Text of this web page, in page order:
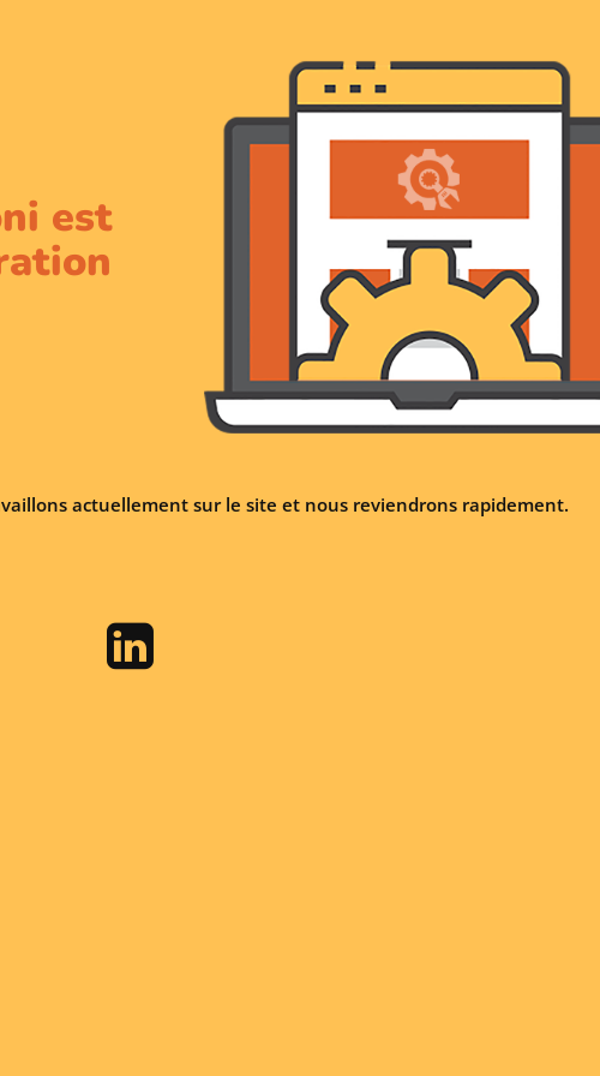
est
actuellement sur le site et nous reviendrons rapidement.